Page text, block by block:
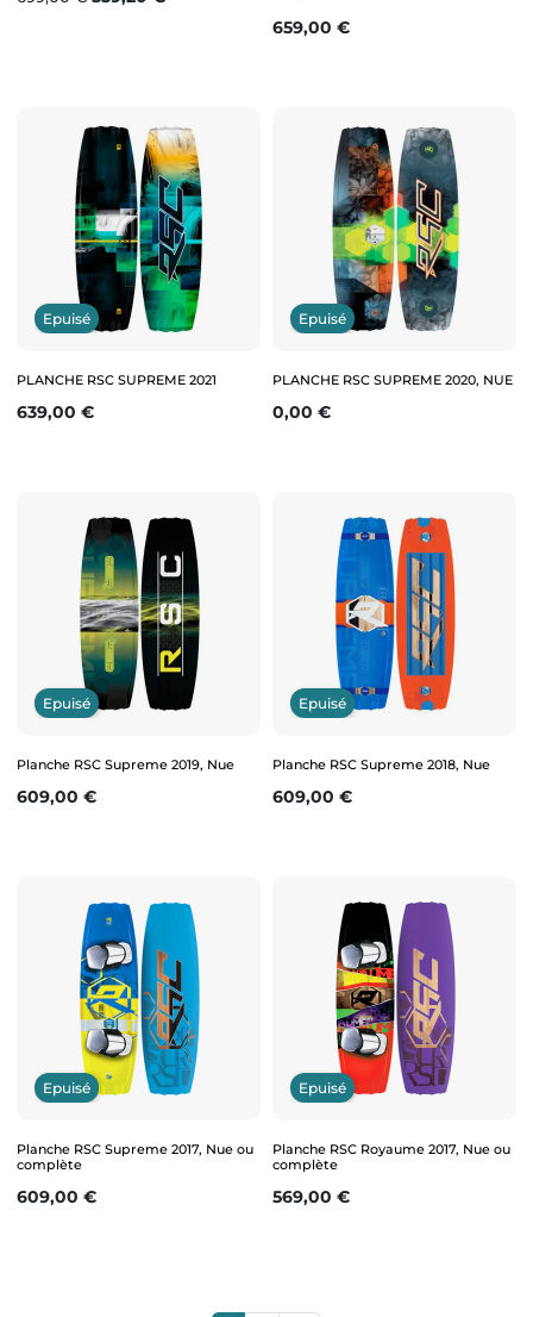
Prix
659,00 €
Epuisé
PLANCHE RSC SUPREME 2021
Prix
639,00 €
Epuisé
PLANCHE RSC SUPREME 2020, NUE
Prix
0,00 €
Epuisé
Planche RSC Supreme 2019, Nue
Prix
609,00 €
Epuisé
Planche RSC Supreme 2018, Nue
Prix
609,00 €
Epuisé
Planche RSC Supreme 2017, Nue ou
complète
Prix
609,00 €
Epuisé
Planche RSC Royaume 2017, Nue ou
complète
Prix
569,00 €